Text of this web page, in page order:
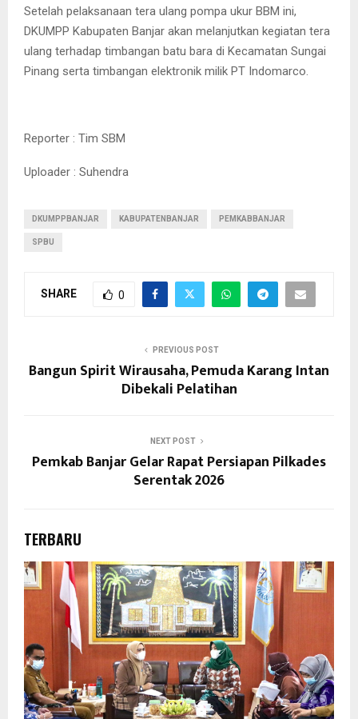
Setelah pelaksanaan tera ulang pompa ukur BBM ini,
DKUMPP Kabupaten Banjar akan melanjutkan kegiatan tera
ulang terhadap timbangan batu bara di Kecamatan Sungai
Pinang serta timbangan elektronik milik PT Indomarco.
Reporter : Tim SBM
Uploader : Suhendra
DKUMPPBANJAR KABUPATENBANJAR PEMKABBANJAR
SPBU
SHARE 0
PREVIOUS POST
Bangun Spirit Wirausaha, Pemuda Karang Intan
Dibekali Pelatihan
NEXT POST
Pemkab Banjar Gelar Rapat Persiapan Pilkades
Serentak 2026
TERBARU